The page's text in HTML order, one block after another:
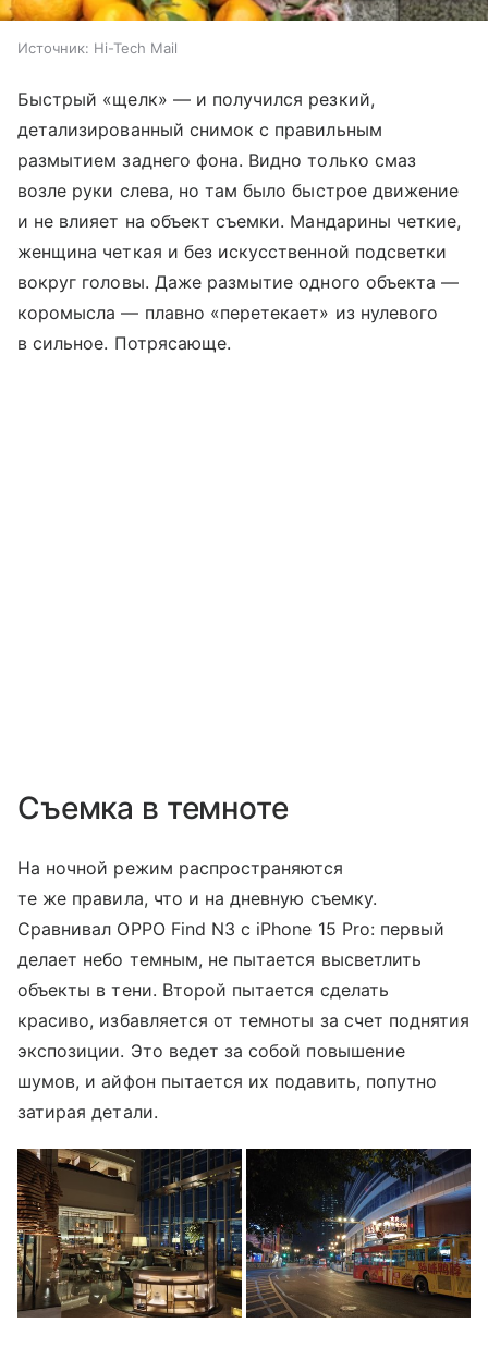
Источник: Hi-Tech Mail
Быстрый «щелк» — и получился резкий,
детализированный снимок с правильным
размытием заднего фона. Видно только смаз
возле руки слева, но там было быстрое движение
и не влияет на объект съемки. Мандарины четкие,
женщина четкая и без искусственной подсветки
вокруг головы. Даже размытие одного объекта —
коромысла — плавно «перетекает» из нулевого
в сильное. Потрясающе.
Съемка в темноте
На ночной режим распространяются
те же правила, что и на дневную съемку.
Сравнивал OPPO Find N3 с iPhone 15 Pro: первый
делает небо темным, не пытается высветлить
объекты в тени. Второй пытается сделать
красиво, избавляется от темноты за счет поднятия
экспозиции. Это ведет за собой повышение
шумов, и айфон пытается их подавить, попутно
затирая детали.